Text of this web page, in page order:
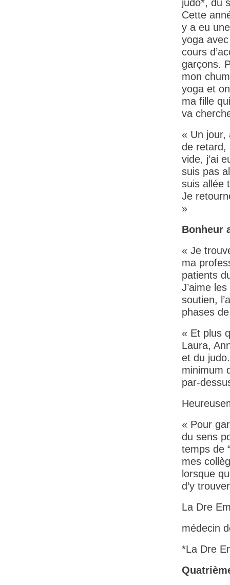
judo*, du
Cette
y a eu
yoga
cours
garçons.
mon
yoga et
ma fille
va
« Un jour,
de retard,
vide, j’ai
suis pas
suis allée
Je
»
Bonheur
« Je
ma
patients
J’aime
soutien,
phases
« Et plus
Laura,
et du
minimum
par-
« Pour
du sens
temps de
mes
lorsque
d’y
La Dre
médecin
*La Dre